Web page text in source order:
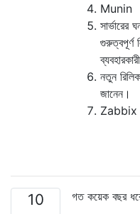
Munin
গুরুত্বপূর্ণ
নতুন
জানেন।
Zabbix
10 গত কয়েক বছর